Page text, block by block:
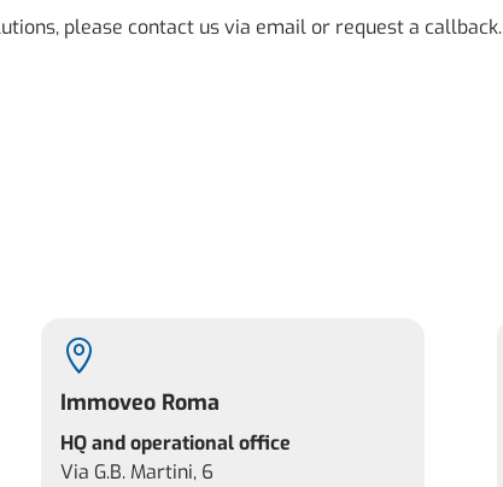
please contact us via email or request a callback.

Immoveo Roma
HQ and operational office
Via G.B. Martini, 6